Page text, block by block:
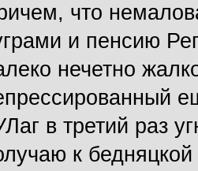
что
и пенсию
нечетно
в третий раз
к